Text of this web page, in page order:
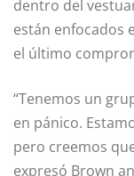
dentro del
están enfocados
el último
“Tenemos un
en pánico.
pero creemos
expresó Brown